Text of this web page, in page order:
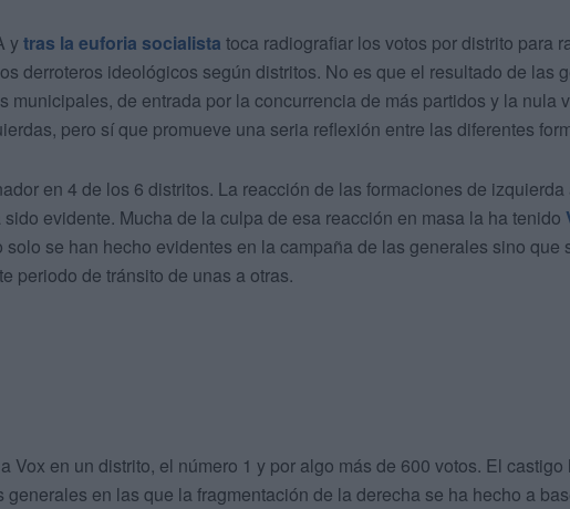
ytras la euforia socialista toca radiografiar los votos por distrito para
derroteros ideológicos según distritos. No es que el resultado de las
municipales, de entrada por la concurrencia de más partidos y la nula
pero sí que promueve una seria reflexión entre las diferentes
en 4 de los 6 distritos. La reacción de las formaciones de
evidente. Mucha de la culpa de esa reacción en masa la ha tenido
solo se han hecho evidentes en la campaña de las generales sino que
periodo de tránsito de unas a otras.
Vox en un distrito, el número 1 y por algo más de 600 votos. El
generales en las que la fragmentación de la derecha se ha hecho a